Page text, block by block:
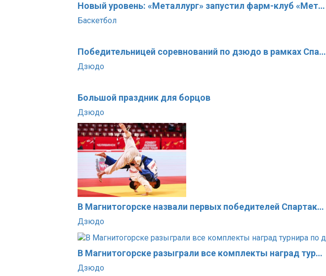
Новый уровень: «Металлург» запустил фарм-клуб «Мет…
Баскетбол
Победительницей соревнований по дзюдо в рамках Спа…
Дзюдо
Большой праздник для борцов
Дзюдо
В Магнитогорске назвали первых победителей Спартак…
Дзюдо
В Магнитогорске разыграли все комплекты наград тур…
Дзюдо